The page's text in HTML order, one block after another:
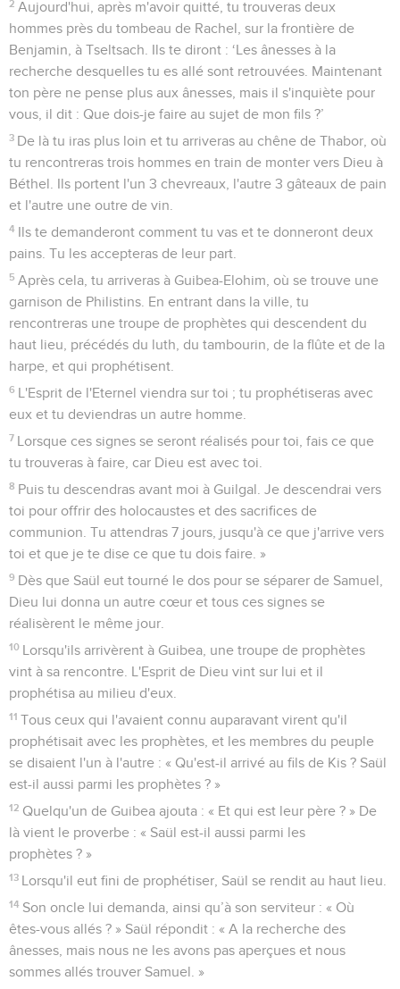
2 Aujourd'hui, après m'avoir quitté, tu trouveras deux
hommes près du tombeau de Rachel, sur la frontière de
Benjamin, à Tseltsach. Ils te diront : ‘Les ânesses à la
recherche desquelles tu es allé sont retrouvées. Maintenant
ton père ne pense plus aux ânesses, mais il s'inquiète pour
vous, il dit : Que dois-je faire au sujet de mon fils ?’
3 De là tu iras plus loin et tu arriveras au chêne de Thabor, où
tu rencontreras trois hommes en train de monter vers Dieu à
Béthel. Ils portent l'un 3 chevreaux, l'autre 3 gâteaux de pain
et l'autre une outre de vin.
4
Ils te demanderont comment tu vas et te donneront deux
pains. Tu les accepteras de leur part.
5 Après cela, tu arriveras à Guibea-Elohim, où se trouve une
garnison de Philistins. En entrant dans la ville, tu
rencontreras une troupe de prophètes qui descendent du
haut lieu, précédés du luth, du tambourin, de la flûte et de la
harpe, et qui prophétisent.
6
L'Esprit de l'Eternel viendra sur toi ; tu prophétiseras avec
eux et tu deviendras un autre homme.
7
Lorsque ces signes se seront réalisés pour toi, fais ce que
tu trouveras à faire, car Dieu est avec toi.
8 Puis tu descendras avant moi à Guilgal. Je descendrai vers
toi pour offrir des holocaustes et des sacrifices de
communion. Tu attendras 7 jours, jusqu'à ce que j'arrive vers
toi et que je te dise ce que tu dois faire. »
9 Dès que Saül eut tourné le dos pour se séparer de Samuel,
Dieu lui donna un autre cœur et tous ces signes se
réalisèrent le même jour.
10
Lorsqu'ils arrivèrent à Guibea, une troupe de prophètes
vint à sa rencontre. L'Esprit de Dieu vint sur lui et il
prophétisa au milieu d'eux.
11 Tous ceux qui l'avaient connu auparavant virent qu'il
prophétisait avec les prophètes, et les membres du peuple
se disaient l'un à l'autre : « Qu'est-il arrivé au fils de Kis ? Saül
est-il aussi parmi les prophètes ? »
12 Quelqu'un de Guibea ajouta : « Et qui est leur père ? » De
là vient le proverbe : « Saül est-il aussi parmi les
prophètes ? »
13 Lorsqu'il eut fini de prophétiser, Saül se rendit au haut lieu.
14 Son oncle lui demanda, ainsi qu’à son serviteur : « Où
êtes-vous allés ? » Saül répondit : « A la recherche des
ânesses, mais nous ne les avons pas aperçues et nous
sommes allés trouver Samuel. »